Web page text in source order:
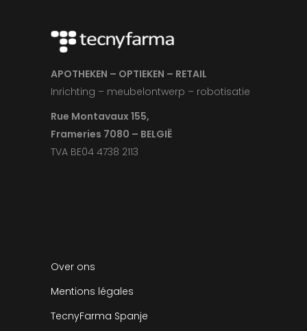
APOTHEKEN – OPTIEKEN – RETAIL
Inrichting – meubelontwerp – robotisatie
Rue Montavaux 155,
Frameries 7080 – BELGIË
TVA BE04 4738 2113
Over ons
Mentions légales
TecnyFarma Spanje